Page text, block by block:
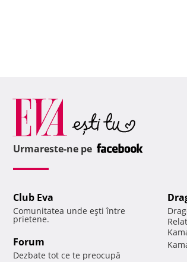
Urmareste-ne pe
Club Eva
Comunitatea unde eşti între
prietene.
Forum
Dezbate tot ce te preocupă